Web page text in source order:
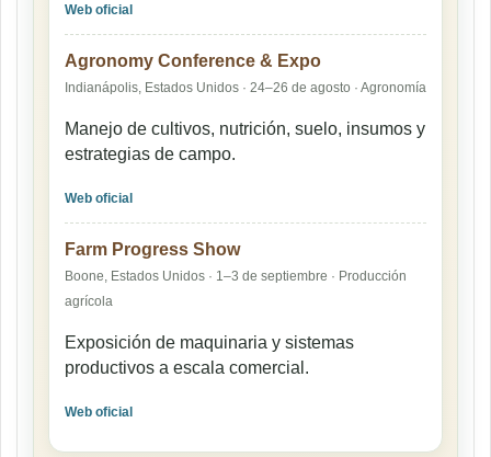
Web oficial
Agronomy Conference & Expo
Indianápolis, Estados Unidos · 24–26 de agosto · Agronomía
Manejo de cultivos, nutrición, suelo, insumos y
estrategias de campo.
Web oficial
Farm Progress Show
Boone, Estados Unidos · 1–3 de septiembre · Producción
agrícola
Exposición de maquinaria y sistemas
productivos a escala comercial.
Web oficial